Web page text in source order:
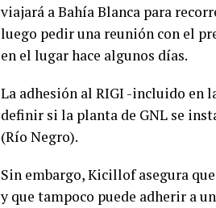
viajará a Bahía Blanca para
luego pedir una reunión con el
en el lugar hace algunos días.
La adhesión al RIGI -incluido en
definir si la planta de GNL se
(Río Negro).
Sin embargo, Kicillof asegura
y que tampoco puede adherir a